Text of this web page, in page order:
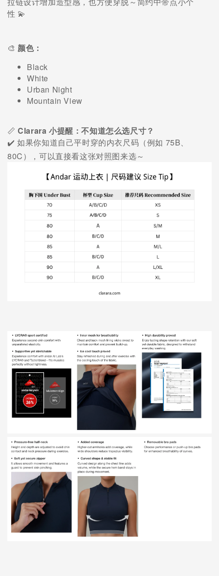
拉链设计增加造型感，也方便穿脱～简约中带点小个
性 💫
🎨 颜色：
Black
White
Urban Night
Mountain View
📏Clarara 小提醒：不知道怎么选尺寸？
✔️ 如果你知道自己平时穿的内衣尺码（例如 75B
80C ），可以直接看这张对照图来选～